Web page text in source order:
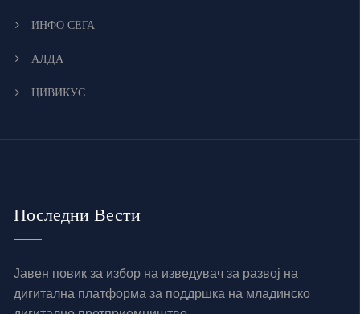
ИНФО СЕГА
АЛДА
ЦИВИКУС
Последни Вести
Јавен повик за избор на изведувач за развој на
дигитална платформа за поддршка на младинско